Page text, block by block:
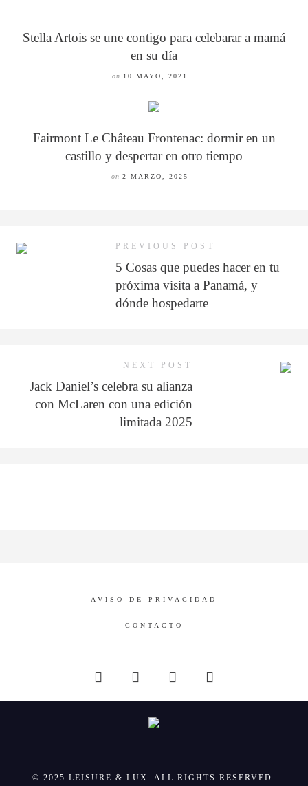
Stella Artois se une contigo para celebarar a mamá
en su día
on 10 MAYO, 2021
Fairmont Le Château Frontenac: dormir en un
castillo y despertar en otro tiempo
on 2 MARZO, 2025
PREVIOUS POST
5 Cosas que puedes hacer en tu
próxima visita a Panamá, y
dónde hospedarte
NEXT POST
Jack Daniel’s celebra su alianza
con McLaren con una edición
limitada 2025
AVISO DE PRIVACIDAD
CONTACTO
© 2025 LEISURE & LUX. ALL RIGHTS RESERVED.